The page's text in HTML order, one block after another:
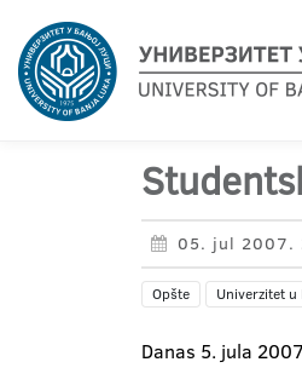
05. jul 2007.
Opšte Univerzitet u
Danas 5. jula